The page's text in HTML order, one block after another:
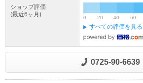
ショップ評価
(最近6ヶ月)
0 20 40 60
すべての評価を見る
0725-90-6639